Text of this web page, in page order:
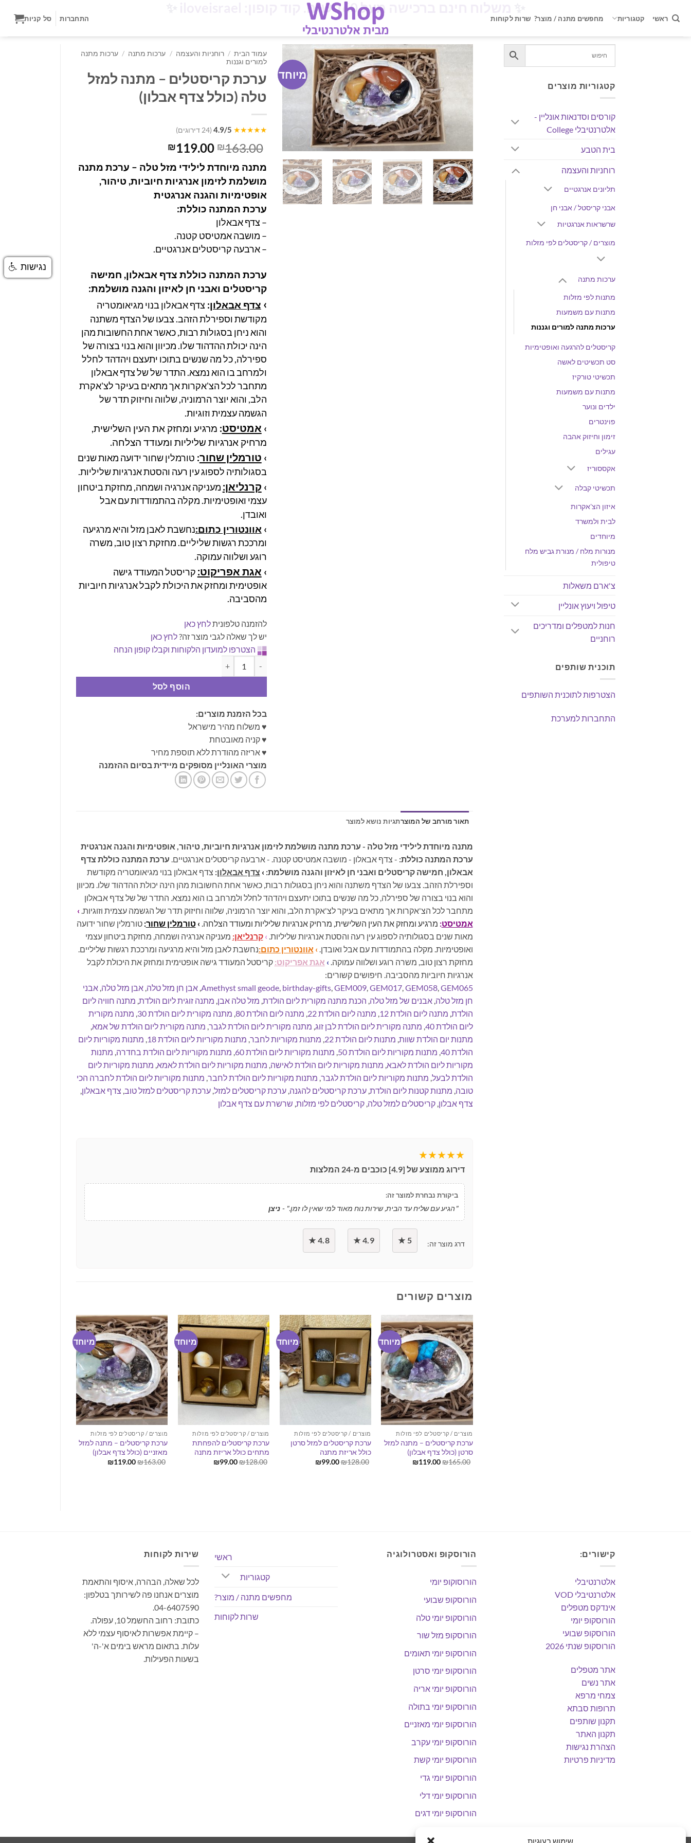
שימוש בעוגיות
ראשי קטגוריות מחפשים מתנה / מוצר? שרות לקוחות התחברות סל קניות
משלוח חינם ברכישה מעל 160 ש"ח. קוד קופון: iloveisrael
קטגוריות מוצרים
קורסים וסדנאות אונליין -
אלטרנטיבלי College
בית הטבע
רוחניות והעצמה
תליונים אנרגטיים
אבני קריסטל / אבני חן
שרשראות אנרגטיות
מוצרים / קריסטלים לפי מזלות
ערכות מתנה
מתנות לפי מזלות
מתנות עם משמעות
ערכות מתנה למורים וגננות
קריסטלים להרגעה ואופטימיות
סט תכשיטים לאשה
תכשיטי טורקיז
מתנות עם משמעות
ילדים ונוער
פוינטרים
זימון וחיזוק אהבה
עגילים
אקססוריז
תכשיטי קבלה
איזון הצ'אקרות
לבית ולמשרד
מיוחדים
מנורות מלח / מנורת גביש מלח
טיפולית
צ'ארם משאלות
טיפול ויעוץ אונליין
חנות למטפלים ומדריכים
רוחניים
תוכנית שותפים
הצטרפות לתוכנית השותפים
התחברות למערכת
מיוחד
עמוד הבית / רוחניות והעצמה / ערכות מתנה / ערכות מתנה
למורים וגננות
ערכת קריסטלים – מתנה למזל
טלה (כולל צדף אבלון)
★★★★★
4.9/5 (24 דירוגים)
₪163.00
המחיר
המקורי
היה:
₪163.00.
₪119.00
הנוכחי
הוא:
₪119.00.
מתנה מיוחדת לילידי מזל טלה – ערכת מתנה
מושלמת לזימון אנרגיות חיוביות, טיהור,
אופטימיות והגנה אנרגטית
ערכת המתנה כוללת:
– צדף אבאלון
– מושבה אמטיסט קטנה.
– ארבעה קריסטלים אנרגטיים.
ערכת המתנה כוללת צדף אבאלון, חמישה
קריסטלים ואבני חן לאיזון והגנה מושלמת:
› צדף אבאלון: צדף אבאלון בנוי מגיאומטריה
מקודשת וספירלת הזהב. צבעו של הצדף משתנה
והוא ניחן בסגולות רבות, כאשר אחת החשובות מהן
הינה יכולת ההדהוד שלו. מכיוון והוא בנוי בצורה של
ספירלה, כל מה שנשים בתוכו יתעצם ויהדהד לחלל
ולמרחב בו הוא נמצא. התדר של של צדף אבאלון
מתחבר לכל הצ'אקרות אך מתאים בעיקר לצ'אקרת
הלב, והוא יוצר הרמוניה, שלווה וחיזוק תדר של
הגשמה עצמית וזוגיות.
› אמטיסט: מרגיע ומחזק את העין השלישית,
מרחיק אנרגיות שליליות ומעודד הצלחה.
› טורמלין שחור: טורמלין שחור ידועה מאות שנים
בסגולותיה לספוג עין רעה והסטת אנרגיות שליליות.
› קרנליאן: מעניקה אנרגיה ושמחה, מחזקת ביטחון
עצמי ואופטימיות. מקלה בהתמודדות עם אבל
ואובדן.
› אוונטורין כתום:נחשבת לאבן מזל והיא מרגיעה
ומרככת רגשות שליליים. מחזקת רצון טוב, משרה
רוגע ושלווה עמוקה.
› אגת אפריקוט: קריסטל המעודד גישה
אופטימית ומחזק את היכולת לקבל אנרגיות חיוביות
מהסביבה.
להזמנה טלפוניתלחץ כאן
יש לך שאלה לגבי מוצר זה?לחץ כאן
הצטרפו למועדון הלקוחות וקבלו קופון הנחה
הוסף לסל
בכל הזמנת מוצרים:
♥ משלוח מהיר מישראל
♥ קניה מאובטחת
♥ אריזה מהודרת ללא תוספת מחיר
מוצרי האונליין מסופקים מיידית בסיום ההזמנה
תאור מורחב של המוצרתגיות נושא למוצר
מתנה מיוחדת לילידי מזל טלה - ערכת מתנה מושלמת לזימון אנרגיות חיוביות, טיהור, אופטימיות והגנה אנרגטית
ערכת המתנה כוללת: - צדף אבאלון - מושבה אמטיסט קטנה. - ארבעה קריסטלים אנרגטיים. ערכת המתנה כוללת צדף
אבאלון, חמישה קריסטלים ואבני חן לאיזון והגנה מושלמת: › צדף אבאלון: צדף אבאלון בנוי מגיאומטריה מקודשת
וספירלת הזהב. צבעו של הצדף משתנה והוא ניחן בסגולות רבות, כאשר אחת החשובות מהן הינה יכולת ההדהוד שלו. מכיוון
והוא בנוי בצורה של ספירלה, כל מה שנשים בתוכו יתעצם ויהדהד לחלל ולמרחב בו הוא נמצא. התדר של של צדף אבאלון
מתחבר לכל הצ'אקרות אך מתאים בעיקר לצ'אקרת הלב, והוא יוצר הרמוניה, שלווה וחיזוק תדר של הגשמה עצמית וזוגיות. ›
אמטיסט: מרגיע ומחזק את העין השלישית, מרחיק אנרגיות שליליות ומעודד הצלחה. ›טורמלין שחור:טורמלין שחור ידועה
מאות שנים בסגולותיה לספוג עין רעה והסטת אנרגיות שליליות. ›קרנליאן: מעניקה אנרגיה ושמחה, מחזקת ביטחון עצמי
ואופטימיות. מקלה בהתמודדות עם אבל ואובדן. › אוונטורין כתום:נחשבת לאבן מזל והיא מרגיעה ומרככת רגשות שליליים.
מחזקת רצון טוב, משרה רוגע ושלווה עמוקה. › אגת אפריקוט: קריסטל המעודד גישה אופטימית ומחזק את היכולת לקבל
אנרגיות חיוביות מהסביבה. חיפושים קשורים:
Amethyst small geode, birthday-gifts, GEM009, GEM017, GEM058, GEM065
,אבן חן מזל טלה ,אבן מזל טלה ,אבני
חן מזל טלה ,אבנים של מזל טלה הכנת מתנה מקורית ליום הולדת מזל טלה אבן מתנה זוגית ליום הולדת מתנה חוויה ליום
הולדת מתנה ליום הולדת 12 מתנה ליום הולדת 22 מתנה ליום הולדת 80 מתנה מקורית ליום הולדת 30
מתנה מקורית
ליום הולדת 40
מתנה מקורית ליום הולדת לבן זוג מתנה מקורית ליום הולדת לגבר מתנה מקורית ליום הולדת של אמא
מתנות יום הולדת שוות מתנות ליום הולדת 22 מתנות מקוריות לחבר מתנות מקוריות ליום הולדת 18
מתנות מקוריות ליום
הולדת 40
מתנות מקוריות ליום הולדת 50 מתנות מקוריות ליום הולדת 60 מתנות מקוריות ליום הולדת בחדרה מתנות
מקוריות ליום הולדת לאבא מתנות מקוריות ליום הולדת לאישה מתנות מקוריות ליום הולדת לאמא מתנות מקוריות ליום
הולדת לבעל מתנות מקוריות ליום הולדת לגבר מתנות מקוריות ליום הולדת לחבר מתנות מקוריות ליום הולדת לחברה הכי
טובה מתנות קטנות ליום הולדת ,ערכת קריסטלים להגנה ,ערכת קריסטלים למזל ,ערכת קריסטלים למזל טוב צדף אבאלון
צדף אבלון ,קריסטלים למזל טלה ,קריסטלים לפי מזלות שרשרת עם צדף אבלון
★★★★★
דירוג ממוצע של [4.9] כוכבים מ-24 המלצות
ביקורת נבחרת למוצר זה:
"הגיע עם שליח עד הבית, שירות נוח מאוד למי שאין לו זמן." -ניצן
דרג מוצר זה: 5 ★
4.9 ★
4.8 ★
מוצרים קשורים
מיוחד
מוצרים / קריסטלים לפי מזלות
ערכת קריסטלים – מתנה למזל
סרטן (כולל צדף אבלון)
₪165.00
המחיר ₪119.00
המחיר
מיוחד
מוצרים / קריסטלים לפי מזלות
ערכת קריסטלים למזל סרטן
כולל אריזת מתנה
₪128.00
המחיר₪99.00
מיוחד
מוצרים / קריסטלים לפי מזלות
ערכת קריסטלים להפחתת
מתחים כולל אריזת מתנה
₪128.00
המחיר₪99.00
מיוחד
מוצרים / קריסטלים לפי מזלות
ערכת קריסטלים – מתנה למזל
מאזניים (כולל צדף אבלון)
₪163.00
המחיר ₪119.00
קישורים:
אלטרנטיבלי
אלטרנטיבלי VOD
אינדקס מטפלים
הורוסקופ יומי
הורוסקופ שבועי
הורוסקופ שנתי 2026
אתר מטפלים
אתר נשים
צמחי מרפא
תרופות סבתא
תקנון שותפים
תקנון האתר
הצהרת נגישות
מדיניות פרטיות
הורוסקופ ואסטרולוגיה
הורוסוקופ יומי
הורוסקופ שבועי
הורוסקופ יומי טלה
הורוסקופ מזל שור
הורוסקופ יומי תאומים
הורוסקופ יומי סרטן
הורוסקופ יומי אריה
הורוסקופ יומי בתולה
הורוסקופ יומי מאזניים
הורוסקופ יומי עקרב
הורוסקופ יומי קשת
הורוסקופ יומי גדי
הורוסקופ יומי דלי
הורוסקופ יומי דגים
ראשי
קטגוריות
מחפשים מתנה / מוצר?
שרות לקוחות
שירות לקוחות
לכל שאלה, הבהרה, איסוף והתאמת
מוצרים אנחנו פה לשירותך בטלפון:
04-6407590.
כתובת: רחוב החשמל 10, עפולה.
– קיימת אפשרות לאיסוף עצמי ללא
עלות. בתאום מראש בימים א'-ה'
בשעות הפעילות.
נגישות